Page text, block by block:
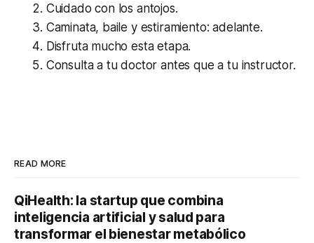
Cuidado con los antojos.
Caminata, baile y estiramiento: adelante.
Disfruta mucho esta etapa.
Consulta a tu doctor antes que a tu instructor.
READ MORE
QiHealth: la startup que combina
inteligencia artificial y salud para
transformar el bienestar metabólico